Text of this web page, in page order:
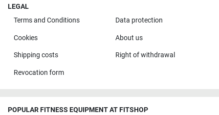
LEGAL
Terms and Conditions
Data protection
Cookies About us
Shipping costs Right of withdrawal
Revocation form
POPULAR FITNESS EQUIPMENT AT FITSHOP